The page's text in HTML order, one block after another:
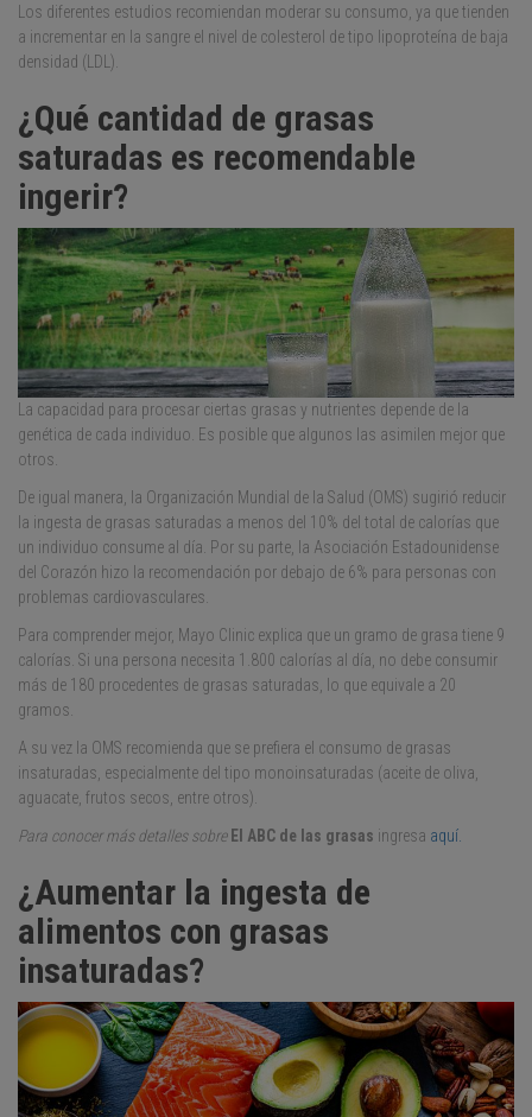
Los diferentes estudios recomiendan moderar su consumo, ya que tienden
a incrementar en la sangre el nivel de colesterol de tipo lipoproteína de baja
densidad (LDL).
¿Qué cantidad de grasas
saturadas es recomendable
ingerir?
La capacidad para procesar ciertas grasas y nutrientes depende de la
genética de cada individuo. Es posible que algunos las asimilen mejor que
otros.
De igual manera, la Organización Mundial de la Salud (OMS) sugirió reducir
la ingesta de grasas saturadas a menos del 10% del total de calorías que
un individuo consume al día. Por su parte, la Asociación Estadounidense
del Corazón hizo la recomendación por debajo de 6% para personas con
problemas cardiovasculares.
Para comprender mejor, Mayo Clinic explica que un gramo de grasa tiene 9
calorías. Si una persona necesita 1.800 calorías al día, no debe consumir
más de 180 procedentes de grasas saturadas, lo que equivale a 20
gramos.
A su vez la OMS recomienda que se prefiera el consumo de grasas
insaturadas, especialmente del tipo monoinsaturadas (aceite de oliva,
aguacate, frutos secos, entre otros).
Para conocer más detalles sobre El ABC de las grasas ingresa aquí.
¿Aumentar la ingesta de
alimentos con grasas
insaturadas?